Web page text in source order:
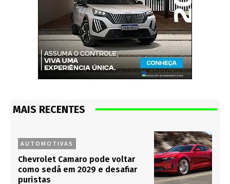
MAIS RECENTES
AUTOMOTIVAS
Chevrolet Camaro pode voltar
como sedã em 2029 e desafiar
puristas